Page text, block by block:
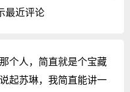
最近评论
个人，简直就是个宝藏
起苏琳，我简直能讲一